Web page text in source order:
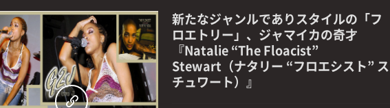
新たなジャンルでありスタイルの「フ
ロエトリー」、ジャマイカの奇才
『Natalie “The Floacist”
Stewart（ナタリー “フロエシスト” ス
チュワート）』